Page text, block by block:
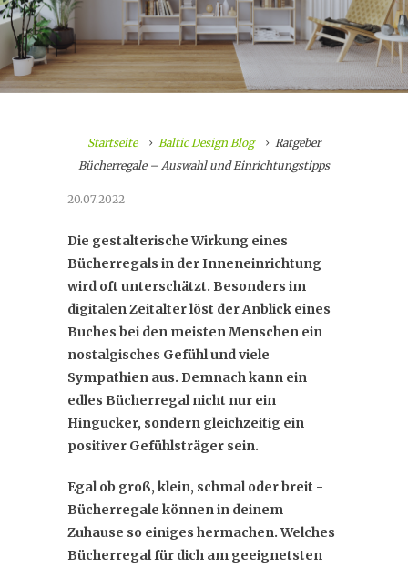
Startseite Baltic Design Blog
Ratgeber
Bücherregale – Auswahl und Einrichtungstipps
20.07.2022
Die gestalterische Wirkung eines
Bücherregals in der Inneneinrichtung
wird oft unterschätzt. Besonders im
digitalen Zeitalter löst der Anblick eines
Buches bei den meisten Menschen ein
nostalgisches Gefühl und viele
Sympathien aus. Demnach kann ein
edles Bücherregal nicht nur ein
Hingucker, sondern gleichzeitig ein
positiver Gefühlsträger sein.
Egal ob groß, klein, schmal oder breit -
Bücherregale können in deinem
Zuhause so einiges hermachen. Welches
Bücherregal für dich am geeignetsten